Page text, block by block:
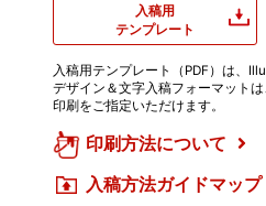
入稿用
テンプレート
入稿用テンプレート（PDF）は、
デザイン＆文字入稿フォーマット
印刷をご指定いただけます。
印刷方法について
入稿方法ガイドマップ